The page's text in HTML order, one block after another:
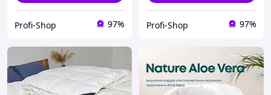
Profi-Shop 97% Profi-Shop 97%